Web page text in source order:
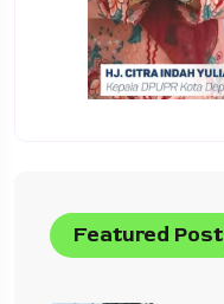
Featured Post